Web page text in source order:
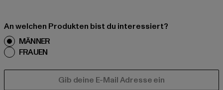
An welchen Produkten bist du interessiert?
MÄNNER
FRAUEN